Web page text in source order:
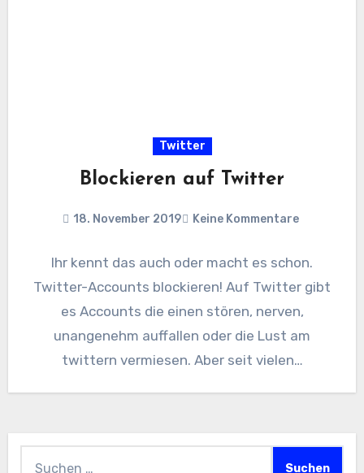
Twitter
Blockieren auf Twitter
18. November 2019 Keine Kommentare
Ihr kennt das auch oder macht es schon.
Twitter-Accounts blockieren! Auf Twitter gibt
es Accounts die einen stören, nerven,
unangenehm auffallen oder die Lust am
twittern vermiesen. Aber seit vielen…